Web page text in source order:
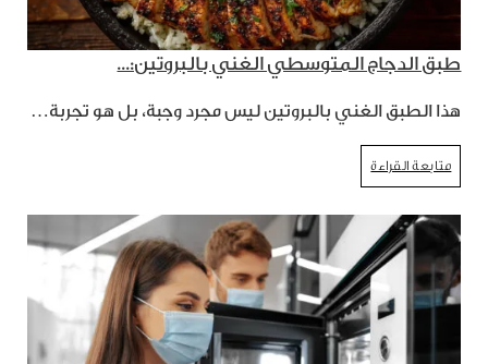
طبق الدجاج المتوسطي الغني بالبروتين:...
هذا الطبق الغني بالبروتين ليس مجرد وجبة، بل هو تجربة…
متابعة القراءة